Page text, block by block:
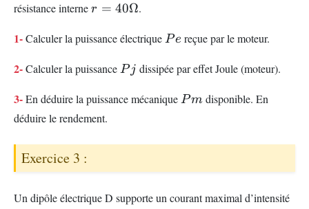
résistance interner=40
r = 40Ω.
1-Calculer la puissance électrique Pe
Pe reçue par le moteur.
2-Calculer la puissance Pj
Pj dissipée par effet Joule (moteur).
3-En déduire la puissance mécanique Pm
Pmdisponible. En
déduire le rendement.
Exercice 3 :
Un dipôle électrique D supporte un courant maximal d’intensité